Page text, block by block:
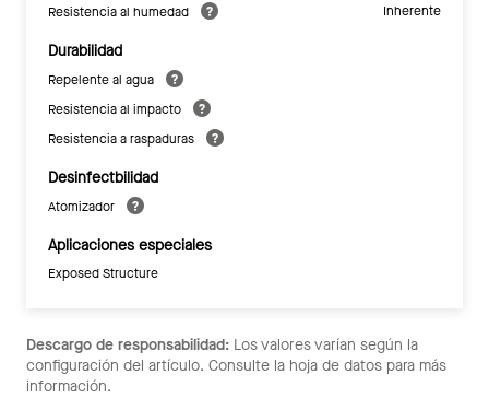
Resistencia al humedad Inherente
Durabilidad
Repelente al agua
Resistencia al impacto
Resistencia a raspaduras
Desinfectbilidad
Atomizador
Aplicaciones especiales
Exposed Structure
Descargo de responsabilidad: Los valores varían según la
configuración del artículo. Consulte la hoja de datos para más
información.